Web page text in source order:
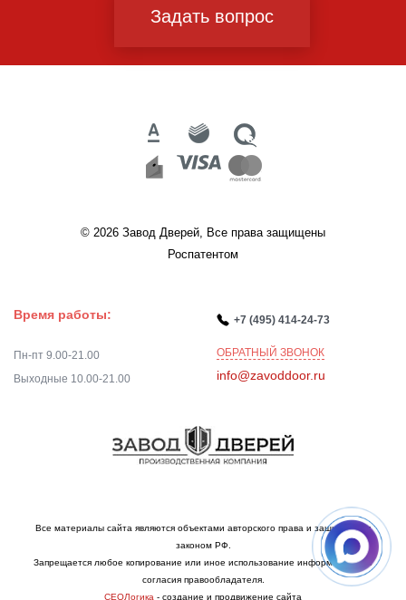
Задать вопрос
© 2026 Завод Дверей, Все права защищены
Роспатентом
Время работы:
Пн-пт 9.00-21.00
Выходные 10.00-21.00
+7 (495) 414-24-73
ОБРАТНЫЙ ЗВОНОК
info@zavoddoor.ru
Все материалы сайта являются объектами авторского права и защищаются
законом РФ.
Запрещается любое копирование или иное использование информации без
согласия правообладателя.
СЕОЛогика - создание и продвижение сайта